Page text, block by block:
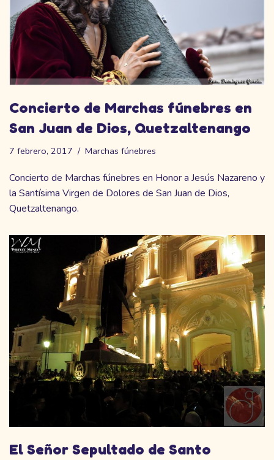
Concierto de Marchas fúnebres en
San Juan de Dios, Quetzaltenango
7 febrero, 2017 Marchas fúnebres
Concierto de Marchas fúnebres en Honor a Jesús Nazareno y
la Santísima Virgen de Dolores de San Juan de Dios,
Quetzaltenango.
El Señor Sepultado de Santo